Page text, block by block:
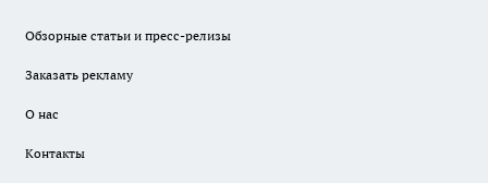
Обзорные статьи и пресс-релизы
Заказать рекламу
О нас
Контакты